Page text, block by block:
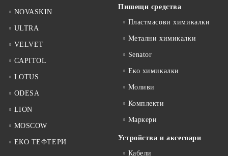
NOVASKIN
ULTRA
VELVET
CAPITOL
LOTUS
ODESA
LION
MOSCOW
ЕКО ТЕФТЕРИ
Пишещи средства
Пластмасови химикалки
Метални химикалки
Senator
Еко химикалки
Моливи
Комплекти
Маркери
Устройства и аксесоари
Кабели